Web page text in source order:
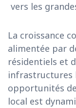
vers les
La croissance
alimentée par
résidentiels et
infrastructures
opportunités
local est